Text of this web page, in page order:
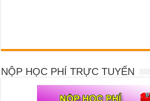
NỘP HỌC PHÍ TRỰC TUYẾN